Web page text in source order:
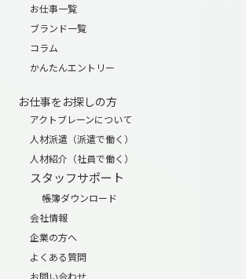
お仕事一覧
ブランド一覧
コラム
かんたんエントリー
お仕事をお探しの方
アクトブレーンについて
人材派遣（派遣で働く）
人材紹介（社員で働く）
スタッフサポート
帳簿ダウンロード
会社情報
企業の方へ
よくある質問